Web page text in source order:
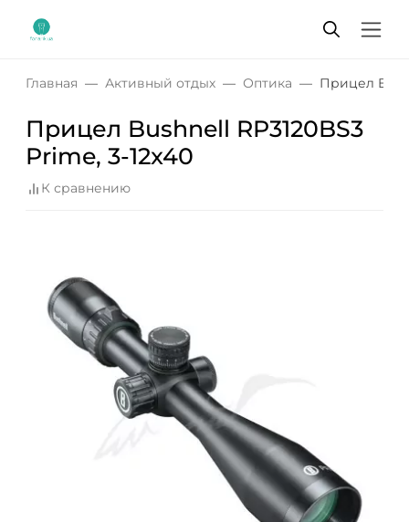
Главная Активный отдых Оптика Прицел
Прицел Bushnell RP3120BS3
Prime, 3-12x40
К сравнению